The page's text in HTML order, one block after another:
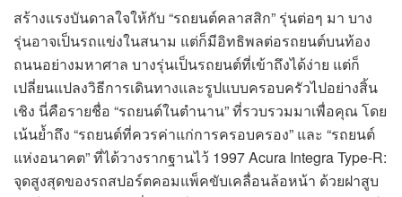
สร้างแรงบันดาลใจให้กับ “รถยนต์คลาสสิก” รุ่นต่อๆ มา บาง
รุ่นอาจเป็นรถแข่งในสนาม แต่ก็มีอิทธิพลต่อรถยนต์บนท้อง
ถนนอย่างมหาศาล บางรุ่นเป็นรถยนต์ที่เข้าถึงได้ง่าย แต่ก็
เปลี่ยนแปลงวิธีการเดินทางและรูปแบบครอบครัวไปอย่างสิ้น
เชิง นี่คือรายชื่อ “รถยนต์ในตำนาน” ที่รวบรวมมาเพื่อคุณ โดย
เน้นย้ำถึง “รถยนต์ที่ควรค่าแก่การครอบครอง” และ “รถยนต์
แห่งอนาคต” ที่ได้วางรากฐานไว้ 1997 Acura Integra Type-R:
จุดสูงสุดของรถสปอร์ตคอมแพ็คขับเคลื่อนล้อหน้า ด้วยฝาสูบ